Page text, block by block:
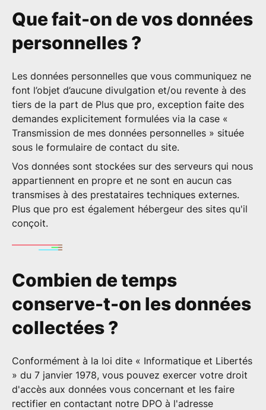
Que fait-on de vos données
personnelles ?
Les données personnelles que vous communiquez ne
font l’objet d’aucune divulgation et/ou revente à des
tiers de la part de Plus que pro, exception faite des
demandes explicitement formulées via la case «
Transmission de mes données personnelles » située
sous le formulaire de contact du site.
Vos données sont stockées sur des serveurs qui nous
appartiennent en propre et ne sont en aucun cas
transmises à des prestataires techniques externes.
Plus que pro est également hébergeur des sites qu'il
conçoit.
Combien de temps
conserve-t-on les données
collectées ?
Conformément à la loi dite « Informatique et Libertés
» du 7 janvier 1978, vous pouvez exercer votre droit
d'accès aux données vous concernant et les faire
rectifier en contactant notre DPO à l'adresse